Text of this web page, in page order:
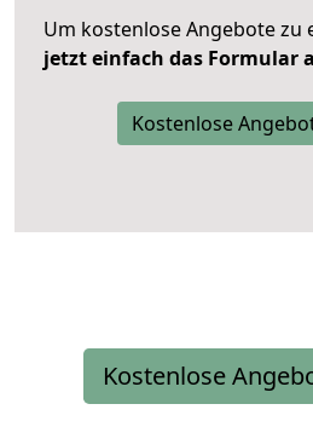
Um kostenlose Angebote zu
jetzt einfach das Formular
Kostenlose
Kostenlose